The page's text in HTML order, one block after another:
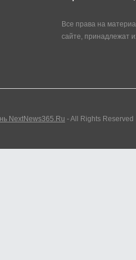
Все права на
сайте, принадлежат
NextNews365.Ru - All Rights Reserved